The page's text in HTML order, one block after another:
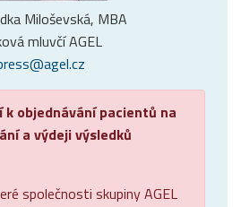
Miloševská, MBA
mluvčí AGEL
k objednávání pacientů na
a výdeji výsledků
společnosti skupiny AGEL